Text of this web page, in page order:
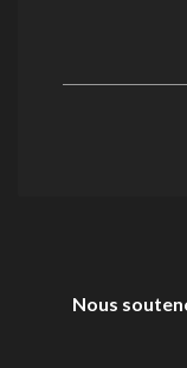
Nous